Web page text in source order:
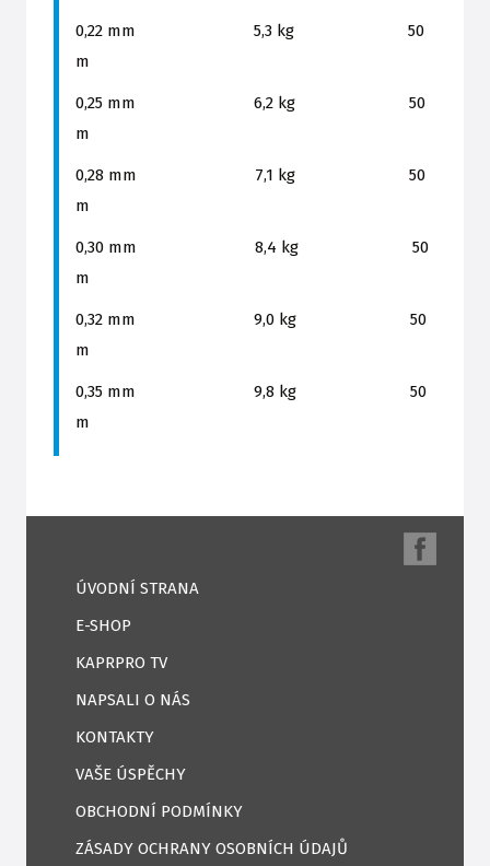
0,22 mm 5,3 kg 50
m
0,25 mm 6,2 kg 50
m
0,28 mm 7,1 kg 50
m
0,30 mm 8,4 kg 50
m
0,32 mm 9,0 kg 50
m
0,35 mm 9,8 kg 50
m
ÚVODNÍ STRANA
E-SHOP
KAPRPRO TV
NAPSALI O NÁS
KONTAKTY
VAŠE ÚSPĚCHY
OBCHODNÍ PODMÍNKY
ZÁSADY OCHRANY OSOBNÍCH ÚDAJŮ